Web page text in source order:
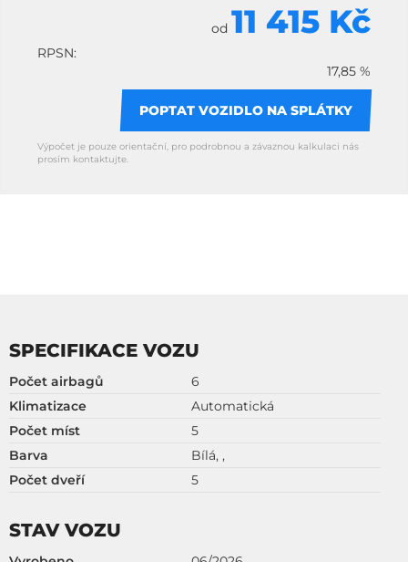
od 11 415 Kč
RPSN:
17,85 %
POPTAT VOZIDLO NA SPLÁTKY
Výpočet je pouze orientační, pro podrobnou a závaznou kalkulaci nás
prosím kontaktujte.
SPECIFIKACE VOZU
Počet airbagů
6
Klimatizace
Automatická
Počet míst
5
Barva
Bílá, ,
Počet dveří
5
STAV VOZU